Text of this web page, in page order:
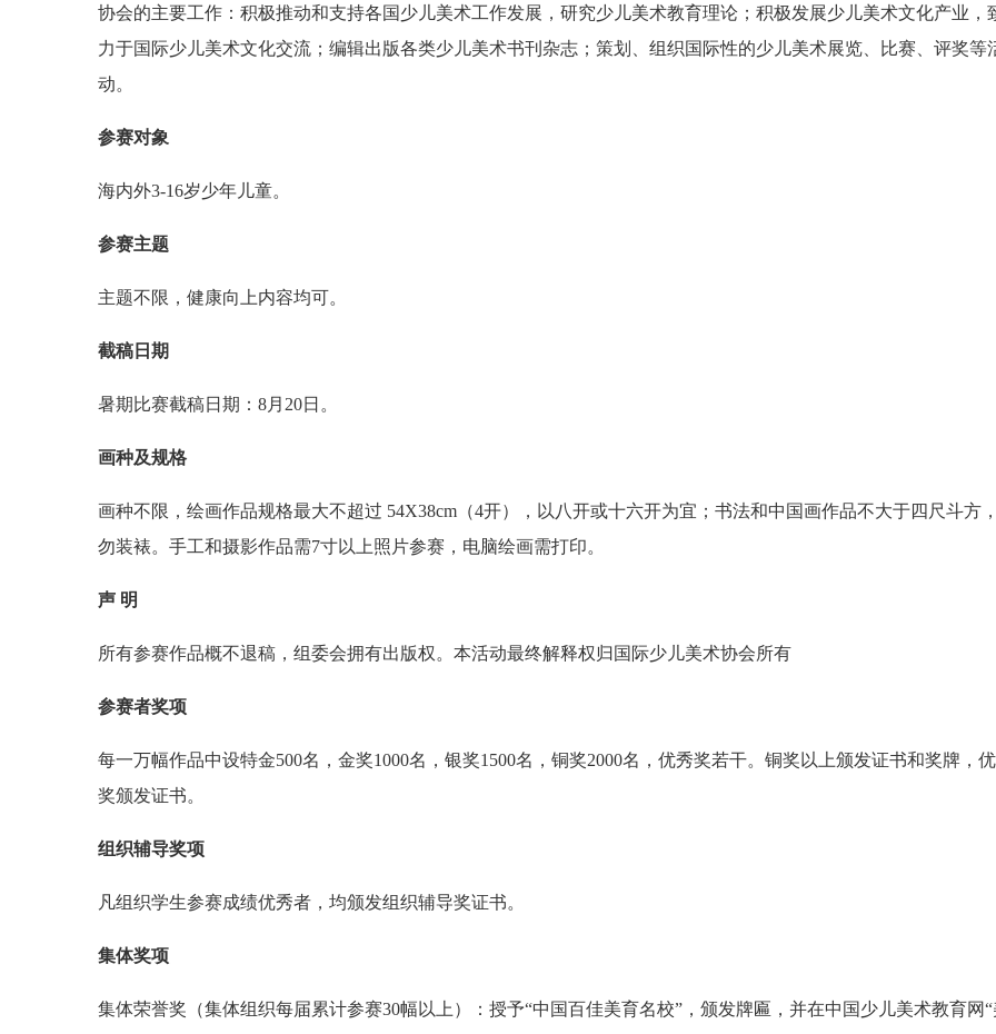
协会的主要工作：积极推动和支持各国少儿美术工作发展，研究少儿美术教育理论；积极发展少儿美术文化产业，
力于国际少儿美术文化交流；编辑出版各类少儿美术书刊杂志；策划、组织国际性的少儿美术展览、比赛、评奖等
动。
参赛对象
海内外3-16岁少年儿童。
参赛主题
主题不限，健康向上内容均可。
截稿日期
暑期比赛截稿日期：8月20日。
画种及规格
画种不限，绘画作品规格最大不超过 54X38cm（4开），以八开或十六开为宜；书法和中国画作品不大于四尺斗方
勿装裱。手工和摄影作品需7寸以上照片参赛，电脑绘画需打印。
声 明
所有参赛作品概不退稿，组委会拥有出版权。本活动最终解释权归国际少儿美术协会所有
参赛者奖项
每一万幅作品中设特金500名，金奖1000名，银奖1500名，铜奖2000名，优秀奖若干。铜奖以上颁发证书和奖牌，
奖颁发证书。
组织辅导奖项
凡组织学生参赛成绩优秀者，均颁发组织辅导奖证书。
集体奖项
集体荣誉奖（集体组织每届累计参赛30幅以上）：授予“中国百佳美育名校”，颁发牌匾，并在中国少儿美术教育网“